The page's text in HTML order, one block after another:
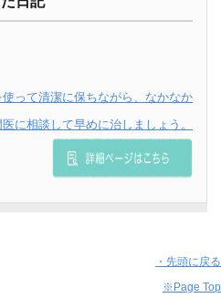
って清潔に保ちながら、なかなか
に相談して早めに治しましょう。
・先頭に戻る
※Page Top